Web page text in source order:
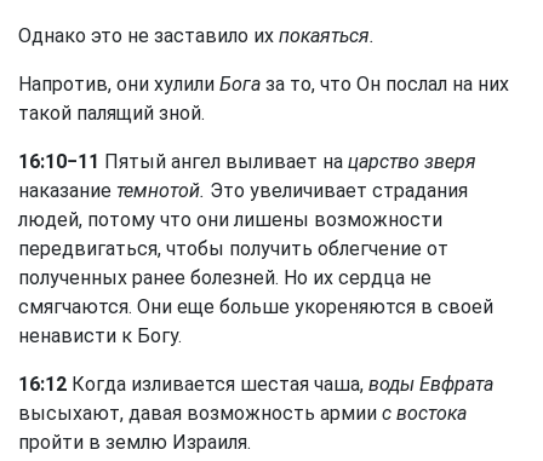
Однако это не заставило их покаяться.
Напротив, они хулили Бога за то, что Он послал на них
такой палящий зной.
16:10−11 Пятый ангел выливает на царство зверя
наказание темнотой. Это увеличивает страдания
людей, потому что они лишены возможности
передвигаться, чтобы получить облегчение от
полученных ранее болезней. Но их сердца не
смягчаются. Они еще больше укореняются в своей
ненависти к Богу.
16:12 Когда изливается шестая чаша, воды Евфрата
высыхают, давая возможность армии с востока
пройти в землю Израиля.